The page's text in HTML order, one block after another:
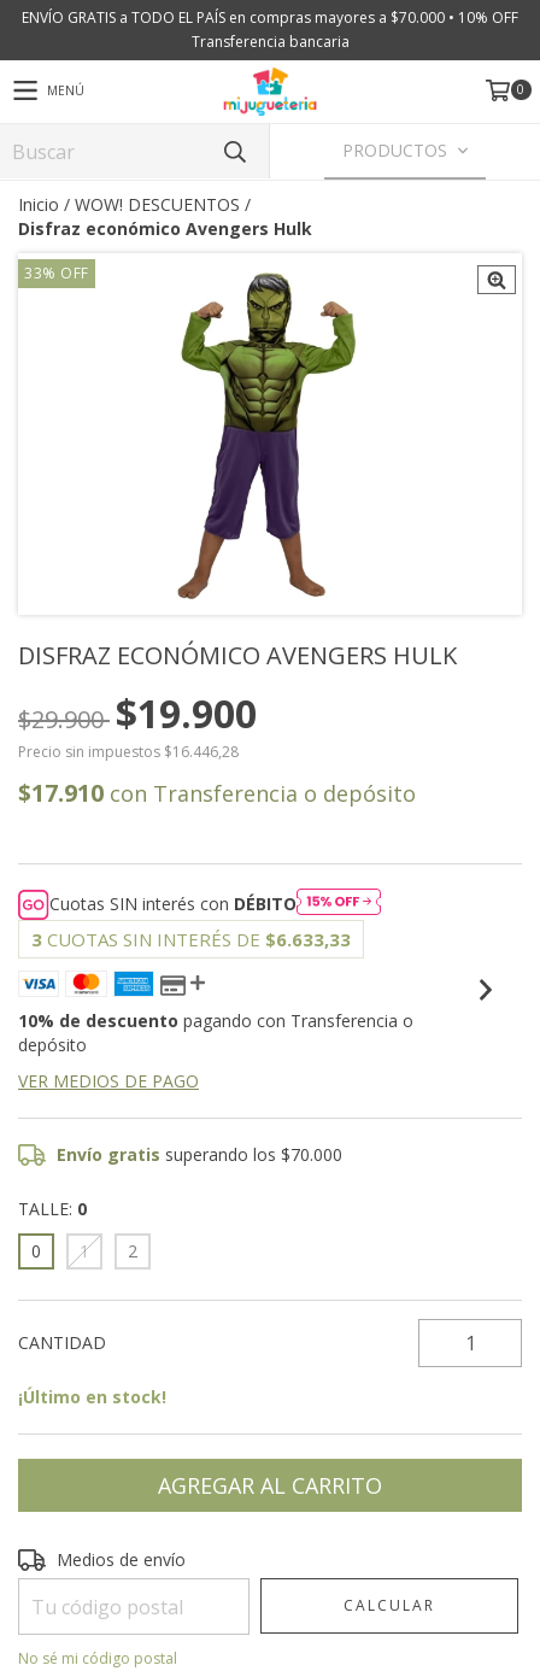
ENVÍO GRATIS a TODO EL PAÍS en compras mayores a $70.000 • 10% OFF
Transferencia bancaria
MENÚ 0
PRODUCTOS
Inicio / WOW! DESCUENTOS /
Disfraz económico Avengers Hulk
33% OFF
DISFRAZ ECONÓMICO AVENGERS HULK
$29.900 $19.900
Precio sin impuestos $16.446,28
$17.910 con Transferencia o depósito
Cuotas SIN interés con DÉBITO
3 CUOTAS SIN INTERÉS DE $6.633,33
10% de descuento pagando con Transferencia o
depósito
VER MEDIOS DE PAGO
Envío gratis superando los$70.000
TALLE: 0
0
1 2
CANTIDAD
¡Último en stock!
Entregas para el CP:
Medios de envío
CALCULAR
No sé mi código postal